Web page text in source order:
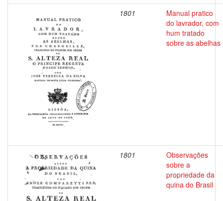
1801
Manual pratico
do lavrador, com
hum tratado
sobre as abelhas
1801
Observações
sobre a
propriedade da
quina do Brasil